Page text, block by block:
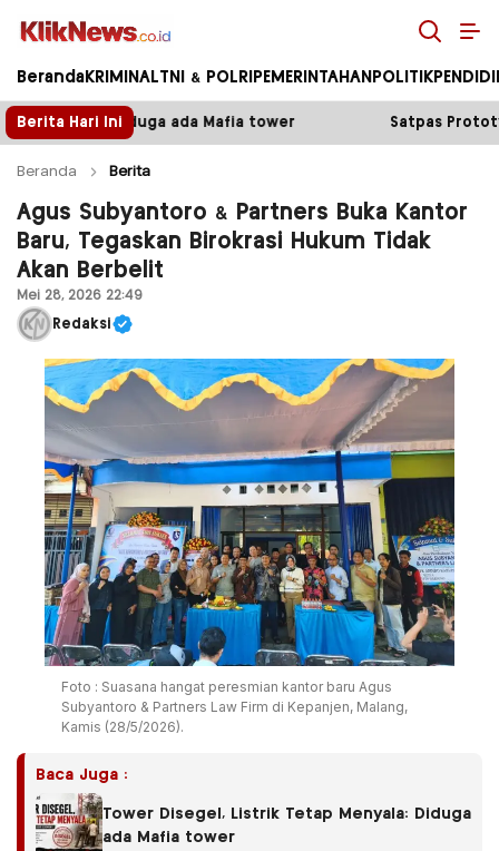
Kliknews.co.id
Beranda KRIMINAL TNI & POLRI PEMERINTAHAN POLITIK
Berita Hari Ini
tower Satpas Prototype Polres Malang Perketat
Beranda Berita
Agus Subyantoro & Partners Buka Kantor
Baru, Tegaskan Birokrasi Hukum Tidak
Akan Berbelit
Mei 28, 2026 22:49
Redaksi
Foto : Suasana hangat peresmian kantor baru Agus
Subyantoro & Partners Law Firm di Kepanjen, Malang,
Kamis (28/5/2026).
Baca Juga :
Tower Disegel, Listrik Tetap Menyala: Diduga
ada Mafia tower